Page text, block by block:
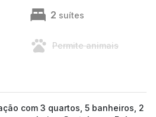
2 suítes
Permite animais
com 3 quartos, 5 banheiros, 2